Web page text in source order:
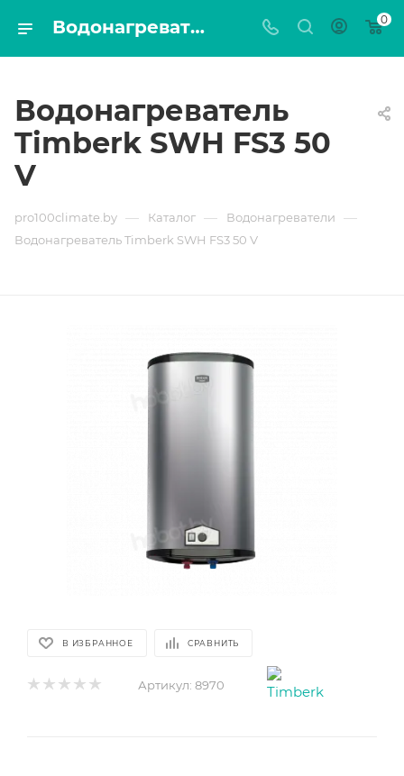
Водонагреватель Timberk SWH FS3 50 V – купить в Минске, цена, доставка | PRO100CLIMATE 0
Водонагреватель
Timberk SWH FS3 50
V
pro100climate.by — Каталог — Водонагреватели —
Водонагреватель Timberk SWH FS3 50 V
В ИЗБРАННОЕ СРАВНИТЬ
Артикул: 8970